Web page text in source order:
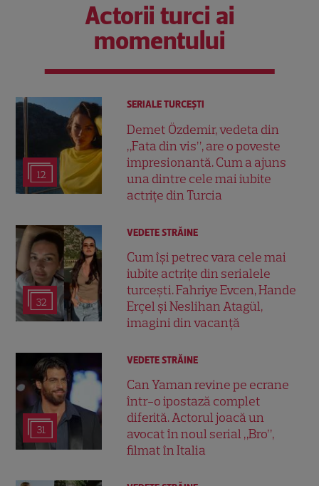
Actorii turci ai
momentului
12
SERIALE TURCEŞTI
Demet Özdemir, vedeta din
„Fata din vis”, are o poveste
impresionantă. Cum a ajuns
una dintre cele mai iubite
actrițe din Turcia
32
VEDETE STRĂINE
Cum își petrec vara cele mai
iubite actrițe din serialele
turcești. Fahriye Evcen, Hande
Erçel și Neslihan Atagül,
imagini din vacanță
31
VEDETE STRĂINE
Can Yaman revine pe ecrane
într-o ipostază complet
diferită. Actorul joacă un
avocat în noul serial „Bro”,
filmat în Italia